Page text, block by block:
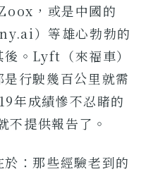
，或是中國的
）等雄心勃勃的
。Lyft（來福車）
行駛幾百公里就需
年成績慘不忍睹的
不提供報告了。
：那些經驗老到的